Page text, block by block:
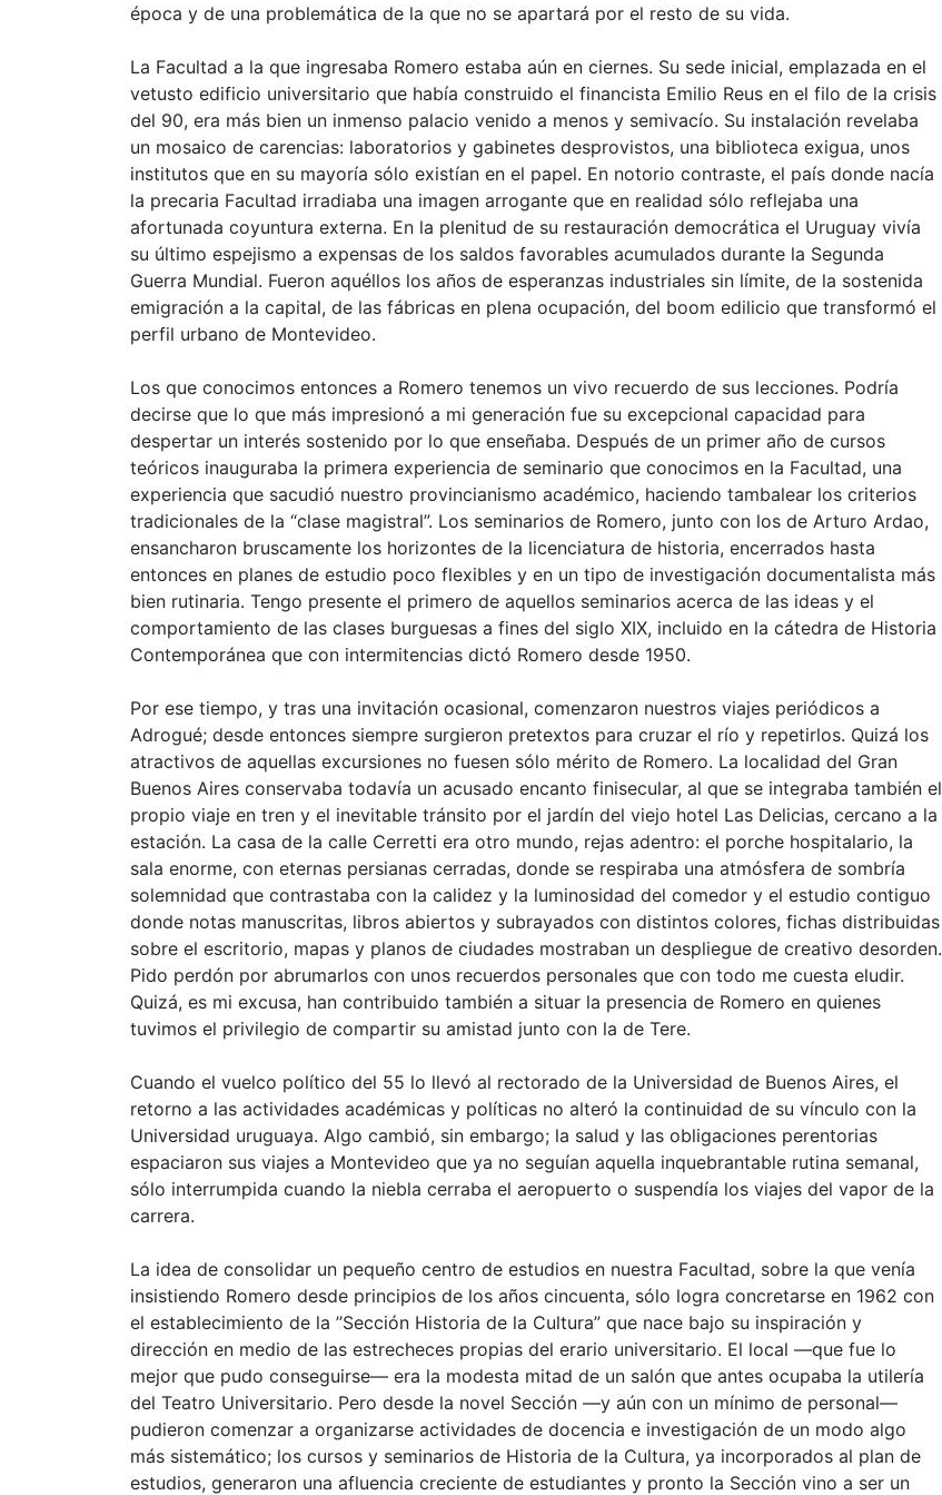
época y de una problemática de la que no se apartará por el resto de su vida.
La Facultad a la que ingresaba Romero estaba aún en ciernes. Su sede inicial, emplazada en el
vetusto edificio universitario que había construido el financista Emilio Reus en el filo de la crisis
del 90, era más bien un inmenso palacio venido a menos y semivacío. Su instalación revelaba
un mosaico de carencias: laboratorios y gabinetes desprovistos, una biblioteca exigua, unos
institutos que en su mayoría sólo existían en el papel. En notorio contraste, el país donde nacía
la precaria Facultad irradiaba una imagen arrogante que en realidad sólo reflejaba una
afortunada coyuntura externa. En la plenitud de su restauración democrática el Uruguay vivía
su último espejismo a expensas de los saldos favorables acumulados durante la Segunda
Guerra Mundial. Fueron aquéllos los años de esperanzas industriales sin límite, de la sostenida
emigración a la capital, de las fábricas en plena ocupación, del boom edilicio que transformó el
perfil urbano de Montevideo.
Los que conocimos entonces a Romero tenemos un vivo recuerdo de sus lecciones. Podría
decirse que lo que más impresionó a mi generación fue su excepcional capacidad para
despertar un interés sostenido por lo que enseñaba. Después de un primer año de cursos
teóricos inauguraba la primera experiencia de seminario que conocimos en la Facultad, una
experiencia que sacudió nuestro provincianismo académico, haciendo tambalear los criterios
tradicionales de la “clase magistral”. Los seminarios de Romero, junto con los de Arturo Ardao,
ensancharon bruscamente los horizontes de la licenciatura de historia, encerrados hasta
entonces en planes de estudio poco flexibles y en un tipo de investigación documentalista más
bien rutinaria. Tengo presente el primero de aquellos seminarios acerca de las ideas y el
comportamiento de las clases burguesas a fines del siglo XIX, incluido en la cátedra de Historia
Contemporánea que con intermitencias dictó Romero desde 1950.
Por ese tiempo, y tras una invitación ocasional, comenzaron nuestros viajes periódicos a
Adrogué; desde entonces siempre surgieron pretextos para cruzar el río y repetirlos. Quizá los
atractivos de aquellas excursiones no fuesen sólo mérito de Romero. La localidad del Gran
Buenos Aires conservaba todavía un acusado encanto finisecular, al que se integraba también el
propio viaje en tren y el inevitable tránsito por el jardín del viejo hotel Las Delicias, cercano a la
estación. La casa de la calle Cerretti era otro mundo, rejas adentro: el porche hospitalario, la
sala enorme, con eternas persianas cerradas, donde se respiraba una atmósfera de sombría
solemnidad que contrastaba con la calidez y la luminosidad del comedor y el estudio contiguo
donde notas manuscritas, libros abiertos y subrayados con distintos colores, fichas distribuidas
sobre el escritorio, mapas y planos de ciudades mostraban un despliegue de creativo desorden.
Pido perdón por abrumarlos con unos recuerdos personales que con todo me cuesta eludir.
Quizá, es mi excusa, han contribuido también a situar la presencia de Romero en quienes
tuvimos el privilegio de compartir su amistad junto con la de Tere.
Cuando el vuelco político del 55 lo llevó al rectorado de la Universidad de Buenos Aires, el
retorno a las actividades académicas y políticas no alteró la continuidad de su vínculo con la
Universidad uruguaya. Algo cambió, sin embargo; la salud y las obligaciones perentorias
espaciaron sus viajes a Montevideo que ya no seguían aquella inquebrantable rutina semanal,
sólo interrumpida cuando la niebla cerraba el aeropuerto o suspendía los viajes del vapor de la
carrera.
La idea de consolidar un pequeño centro de estudios en nuestra Facultad, sobre la que venía
insistiendo Romero desde principios de los años cincuenta, sólo logra concretarse en 1962 con
el establecimiento de la ’’Sección Historia de la Cultura” que nace bajo su inspiración y
dirección en medio de las estrecheces propias del erario universitario. El local —que fue lo
mejor que pudo conseguirse— era la modesta mitad de un salón que antes ocupaba la utilería
del Teatro Universitario. Pero desde la novel Sección —y aún con un mínimo de personal—
pudieron comenzar a organizarse actividades de docencia e investigación de un modo algo
más sistemático; los cursos y seminarios de Historia de la Cultura, ya incorporados al plan de
estudios, generaron una afluencia creciente de estudiantes y pronto la Sección vino a ser un